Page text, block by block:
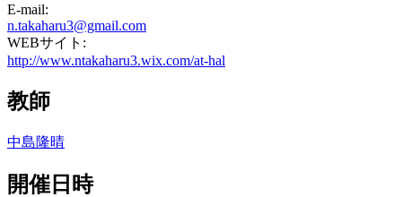
E-mail:
n.takaharu3@gmail.com
WEBサイト:
http://www.ntakaharu3.wix.com/at-hal
教師
中島隆晴
開催日時